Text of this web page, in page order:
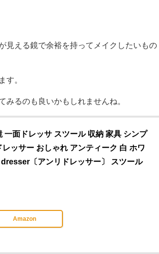
見える鏡で余裕を持ってメイクしたいもの
す。
るのも良いかもしれませんね。
一面ドレッサ スツール 収納 家具 シンプ
ッサー おしゃれ アンティーク 白 ホワ
〔アンリドレッサー〕 スツール
Amazon